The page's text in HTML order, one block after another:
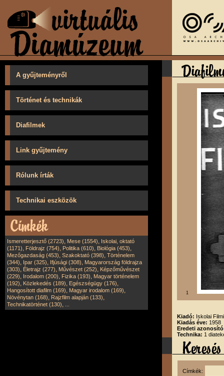
A gyűjteményről
Történet és technikák
Diafilmek
Link gyűjtemény
Rólunk írták
Technikai eszközök
Ismeretterjesztő (2723), Mese (1554), Iskolai, oktató
(1171), Földrajz (754), Politika (610), Biológia (453),
Mezőgazdaság (453), Szakoktató (398), Történelem
(344), Ipar (325), Ifjúsági (308), Magyarország földrajza
(303), Életrajz (277), Művészet (252), Képzőművészet
(229), Irodalom (200), Fizika (193), Magyar történelem
(192), Közlekedés (189), Egészségügy (176),
Hangosított diafilm (169), Magyar irodalom (169),
Növénytan (168), Rajzfilm alapján (133),
Technikatörténet (130),
1
Kiadó: Iskolai
Kiadás éve: 1958
Eredeti
Technika: 1
Címkék: